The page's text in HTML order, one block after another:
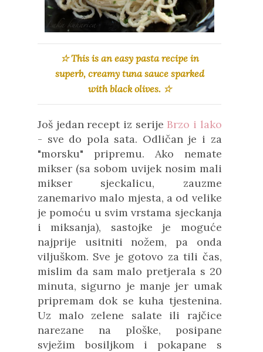
☆ This is an easy pasta recipe in
superb, creamy tuna sauce sparked
with black olives. ☆
Još jedan recept iz serije Brzo i lako
- sve do pola sata. Odličan je i za
"morsku" pripremu. Ako nemate
mikser (sa sobom uvijek nosim mali
mikser sjeckalicu, zauzme
zanemarivo malo mjesta, a od velike
je pomoću u svim vrstama sjeckanja
i miksanja), sastojke je moguće
najprije usitniti nožem, pa onda
viljuškom. Sve je gotovo za tili čas,
mislim da sam malo pretjerala s 20
minuta, sigurno je manje jer umak
pripremam dok se kuha tjestenina.
Uz malo zelene salate ili rajčice
narezane na ploške, posipane
svježim bosiljkom i pokapane s